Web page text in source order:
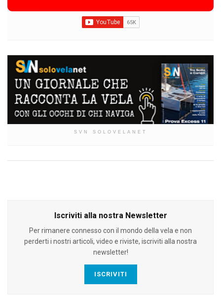
SVN SOLOVELANET
Iscriviti alla nostra Newsletter
Per rimanere connesso con il mondo della vela e non
perderti i nostri articoli, video e riviste, iscriviti alla nostra
newsletter!
ISCRIVITI